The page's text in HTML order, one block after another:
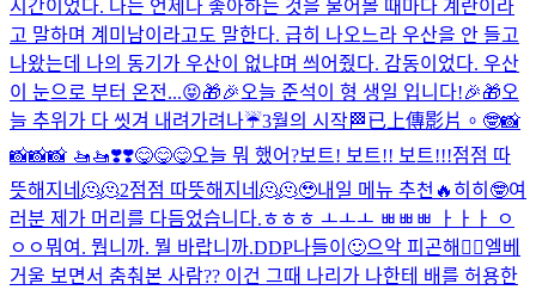
시간이었다. 나는 언제나 좋아하는 것을 물어볼 때마다 계란이라
고 말하며 계미남이라고도 말한다. 급히 나오느라 우산을 안 들고
나왔는데 나의 동기가 우산이 없냐며 씌어줬다. 감동이었다. 우산
이 눈으로 부터 온전...😝🎁🎉오늘 준석이 형 생일 입니다!🎉🎁오
늘 추위가 다 씻겨 내려가려나☔️3월의 시작🏁已上傳影片。 🤓📸
📸📸📸 🚤🚤❣️❣️😋😋😋오늘 뭐 했어?보트! 보트!! 보트!!!점점 따
뜻해지네🫠🫠2점점 따뜻해지네🫠🫠🥹내일 메뉴 추천🔥 히히🤓여
러분 제가 머리를 다듬었습니다.ㅎㅎㅎ ㅗㅗㅗ ㅃㅃㅃ ㅏㅏㅏ ㅇ
ㅇㅇ뭐여. 뭡니까. 뭘 바랍니까.DDP나들이🙂으악 피곤해🤦‍♂️엘베
거울 보면서 춤춰본 사람?? 이건 그때 나리가 나한테 배를 허용한